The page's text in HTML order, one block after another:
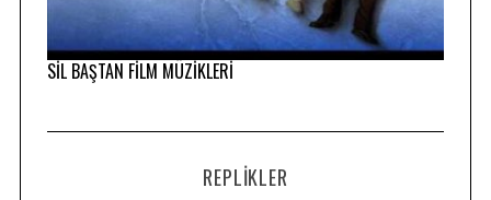
SİL BAŞTAN FİLM MÜZİKLERİ
REPLIKLER